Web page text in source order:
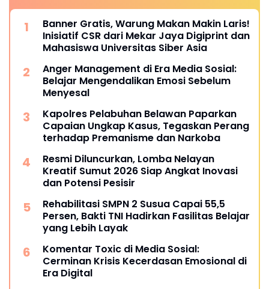
Banner Gratis, Warung Makan Makin Laris!
Inisiatif CSR dari Mekar Jaya Digiprint dan
Mahasiswa Universitas Siber Asia
Anger Management di Era Media Sosial:
Belajar Mengendalikan Emosi Sebelum
Menyesal
Kapolres Pelabuhan Belawan Paparkan
Capaian Ungkap Kasus, Tegaskan Perang
terhadap Premanisme dan Narkoba
Resmi Diluncurkan, Lomba Nelayan
Kreatif Sumut 2026 Siap Angkat Inovasi
dan Potensi Pesisir
Rehabilitasi SMPN 2 Susua Capai 55,5
Persen, Bakti TNI Hadirkan Fasilitas Belajar
yang Lebih Layak
Komentar Toxic di Media Sosial:
Cerminan Krisis Kecerdasan Emosional di
Era Digital